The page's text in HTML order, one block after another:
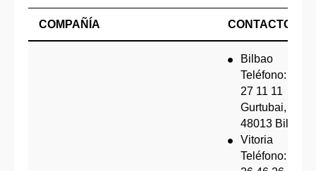
COMPAÑÍA CONTACTO
Bilbao
Teléfono: 944
27 11 11
Gurtubai, 1 -
48013 Bilbao
Vitoria
Teléfono: 945